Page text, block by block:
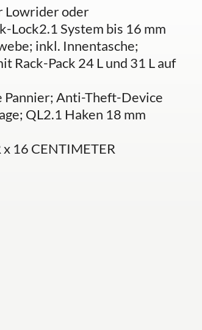
Lowrider oder
Lock2.1 System bis 16 mm
inkl. Innentasche;
Rack-Pack 24 L und 31 L auf
Pannier; Anti-Theft-Device
QL2.1 Haken 18 mm
16 CENTIMETER